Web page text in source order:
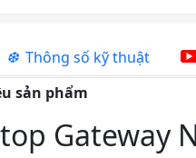
Thông số kỹ thuật
sản phẩm
Gateway